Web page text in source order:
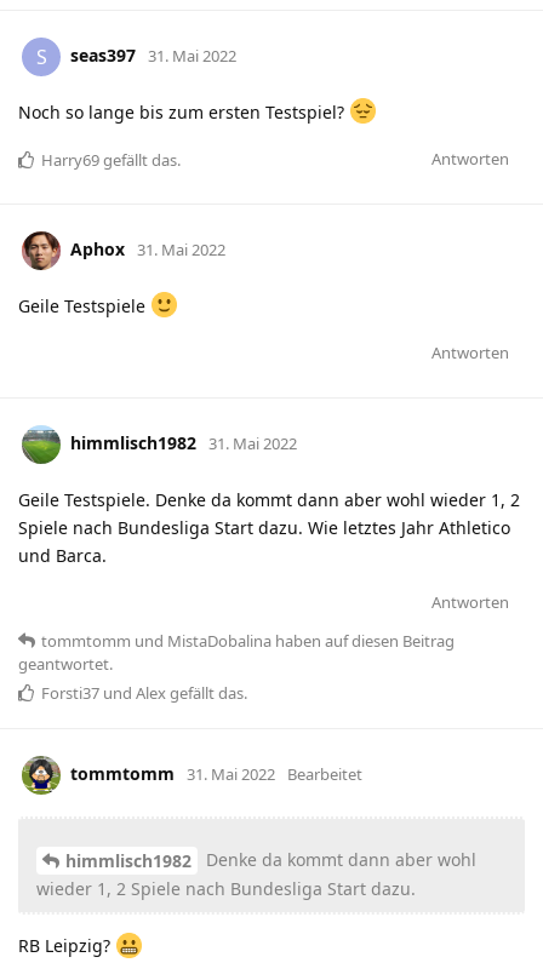
S seas397 31. Mai 2022
Noch so lange bis zum ersten Testspiel?
Antworten
Harry69gefällt das.
Aphox 31. Mai 2022
Geile Testspiele
Antworten
himmlisch1982 31. Mai 2022
Geile Testspiele. Denke da kommt dann aber wohl wieder 1, 2
Spiele nach Bundesliga Start dazu. Wie letztes Jahr Athletico
und Barca.
Antworten
tommtomm und MistaDobalina haben auf diesen Beitrag
geantwortet.
Forsti37 und Alexgefällt das.
tommtomm 31. Mai 2022 Bearbeitet
himmlisch1982
Denke da kommt dann aber wohl
wieder 1, 2 Spiele nach Bundesliga Start dazu.
RB Leipzig?